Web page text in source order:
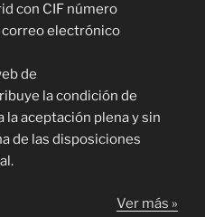
con CIF número
electrónico
de
la condición de
aceptación plena y sin
de las disposiciones
Ver más »